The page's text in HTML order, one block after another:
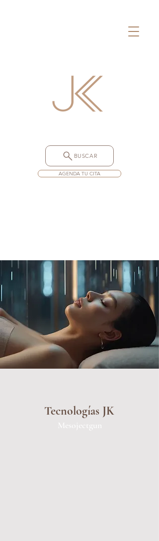
BUSCAR
AGENDA TU CITA
Mesojectgun
Tecnologías JK